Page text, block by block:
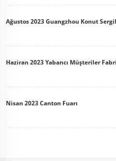
Ağustos 2023 Guangzhou Konut
Haziran 2023 Yabancı Müşteriler
Nisan 2023 Canton Fuarı